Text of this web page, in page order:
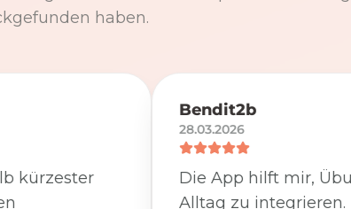
haben.
kürzester
Bendit2b
28.03.2026
Die App hilft mir,
Alltag zu integrieren.